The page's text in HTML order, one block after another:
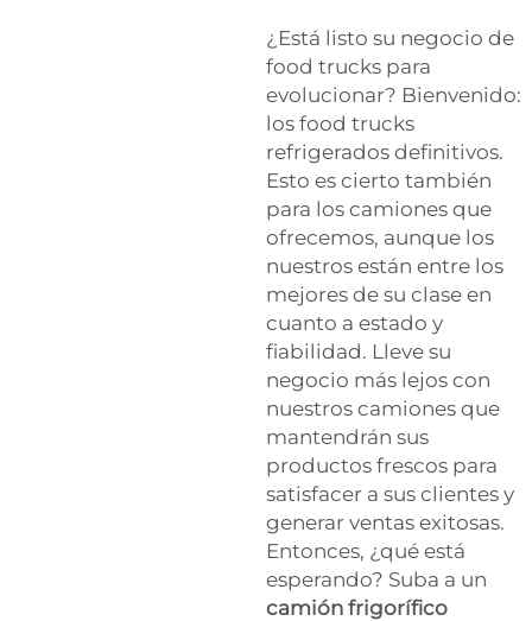
¿Está listo su negocio de
food trucks para
evolucionar? Bienvenido:
los food trucks
refrigerados definitivos.
Esto es cierto también
para los camiones que
ofrecemos, aunque los
nuestros están entre los
mejores de su clase en
cuanto a estado y
fiabilidad. Lleve su
negocio más lejos con
nuestros camiones que
mantendrán sus
productos frescos para
satisfacer a sus clientes y
generar ventas exitosas.
Entonces, ¿qué está
esperando? Suba a un
camión frigorífico